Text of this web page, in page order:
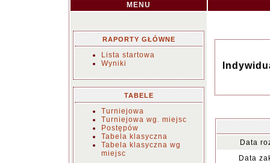
MENU
RAPORTY GŁÓWNE
Lista startowa
Wyniki
TABELE
Turniejowa
Turniejowa wg. miejsc
Postępów
Tabela klasyczna
Tabela klasyczna wg
miejsc
Data
Data